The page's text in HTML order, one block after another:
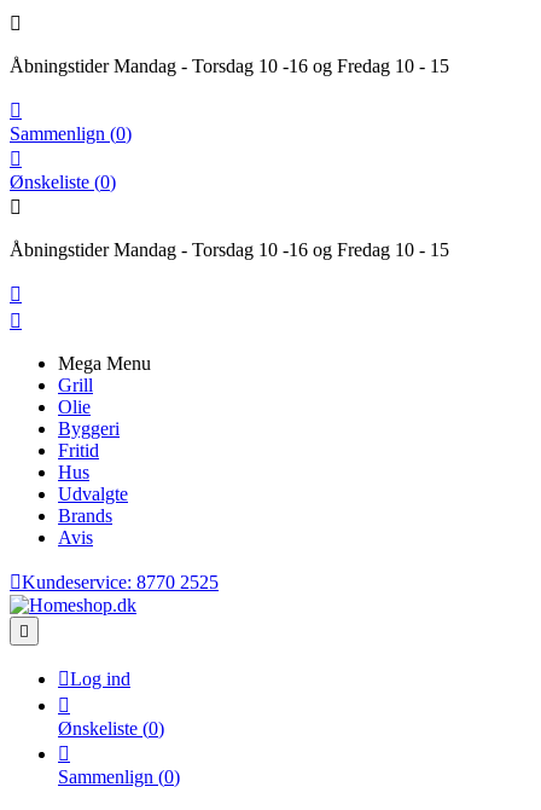

Åbningstider Mandag - Torsdag 10 -16 og Fredag 10 - 15

Sammenlign (0)

Ønskeliste (0)

Åbningstider Mandag - Torsdag 10 -16 og Fredag 10 - 15


Mega Menu
Grill
Olie
Byggeri
Fritid
Hus
Udvalgte
Brands
Avis
Kundeservice: 8770 2525

Log ind

Ønskeliste (0)

Sammenlign (0)